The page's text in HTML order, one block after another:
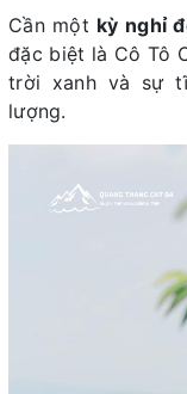
Cần một kỳ nghỉ
đặc biệt là Cô Tô
trời xanh và sự
lượng.